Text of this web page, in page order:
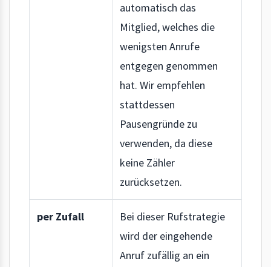
automatisch das
Mitglied, welches die
wenigsten Anrufe
entgegen genommen
hat. Wir empfehlen
stattdessen
Pausengründe zu
verwenden, da diese
keine Zähler
zurücksetzen.
per Zufall
Bei dieser Rufstrategie
wird der eingehende
Anruf zufällig an ein